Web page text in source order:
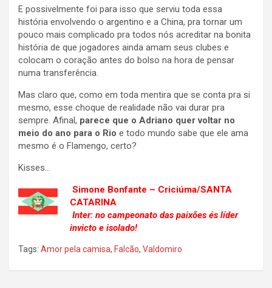
E possivelmente foi para isso que serviu toda essa
história envolvendo o argentino e a China, pra tornar um
pouco mais complicado pra todos nós acreditar na bonita
história de que jogadores ainda amam seus clubes e
colocam o coração antes do bolso na hora de pensar
numa transferência.
Mas claro que, como em toda mentira que se conta pra si
mesmo, esse choque de realidade não vai durar pra
sempre. Afinal, parece que o Adriano quer voltar no
meio do ano para o Rio e todo mundo sabe que ele ama
mesmo é o Flamengo, certo?
Kisses…
Simone Bonfante – Criciúma/SANTA
CATARINA
Inter: no campeonato das paixões és líder
invicto e isolado!
Tags: Amor pela camisa, Falcão, Valdomiro